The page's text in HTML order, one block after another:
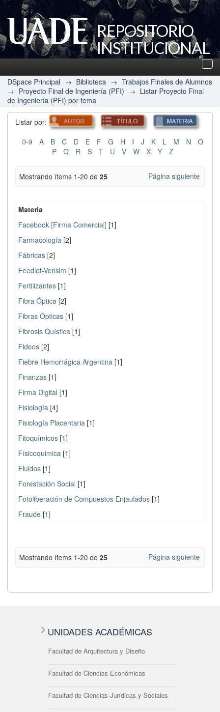
REPOSITORIO
INSTITUCIONAL
UADE
DSpace Principal → Biblioteca → Trabajos Finales de Alumnos
→ Proyecto Final de Ingeniería (PFI) → Listar Proyecto Final
de Ingeniería (PFI) por tema
Listar por:
0-9 A B C D E F G H I J K L M N
O
P
Q R S T U V W X Y Z
Mostrando ítems 1-20 de 25 Página siguiente
Materia
Facebook [Firma Comercial] [1]
Farmacología [2]
Fábricas [2]
Feedlot-Vensim [1]
Fertilizantes [1]
Fibra Óptica [2]
Fibras Ópticas [1]
Fibrosis Quística [1]
Fideos [2]
Fiebre Hemorrágica Argentina [1]
Finanzas [1]
Firma Digital [1]
Fisiología [4]
Fisiología Placentaria [1]
Fitoquímicos [1]
Físicoquimica [1]
Fluidos [1]
Forestación Social [1]
Fotoliberación de Compuestos Enjaulados [1]
Fraude [1]
Mostrando ítems 1-20 de 25 Página siguiente
UNIDADES ACADÉMICAS
Facultad de Arquitectura y Diseño
Facultad de Ciencias Económicas
Facultad de Ciencias Jurídicas y Sociales